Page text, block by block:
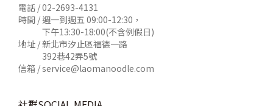
電話 /02-2693-4131
時間 / 週一到週五 09:00-12:30，
下午13:30-18:00(不含例假日)
地址 / 新北市汐止區福德一路
392巷42弄5號
信箱 /service@laomanoodle.com